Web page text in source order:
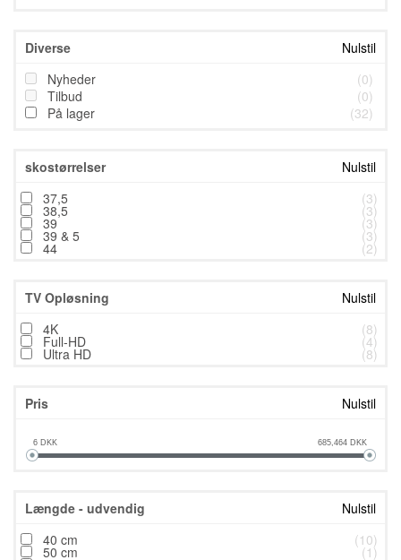
Diverse
Nulstil
Nyheder
(0)
Tilbud
(0)
På lager
(32)
skostørrelser
Nulstil
37,5
(3)
38,5 (3)
39 (3)
39 & 5 (3)
44 (2)
TV Opløsning
Nulstil
4K
(8)
Full-HD (4)
Ultra HD (8)
Pris Nulstil
6 DKK 685,464 DKK
Længde - udvendig
Nulstil
40 cm
(10)
50 cm (1)